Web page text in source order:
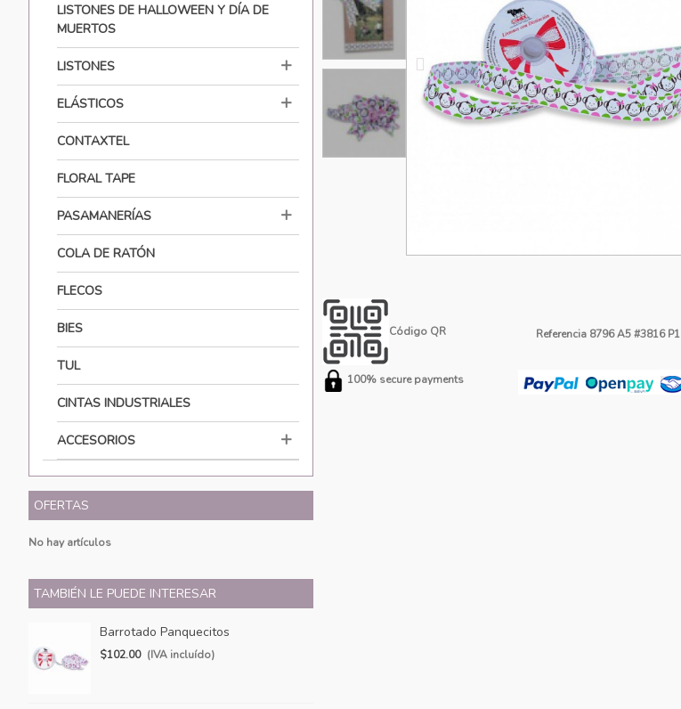
LISTONES DE HALLOWEEN Y DÍA DE
MUERTOS
LISTONES
ELÁSTICOS
CONTAXTEL
FLORAL TAPE
PASAMANERÍAS
COLA DE RATÓN
FLECOS
BIES
TUL
CINTAS INDUSTRIALES
ACCESORIOS
OFERTAS
No hay artículos
TAMBIÉN LE PUEDE INTERESAR
Barrotado Panquecitos
$102.00 (IVA incluído)
Código QR Referencia 8796 A5 #3816
100% secure payments